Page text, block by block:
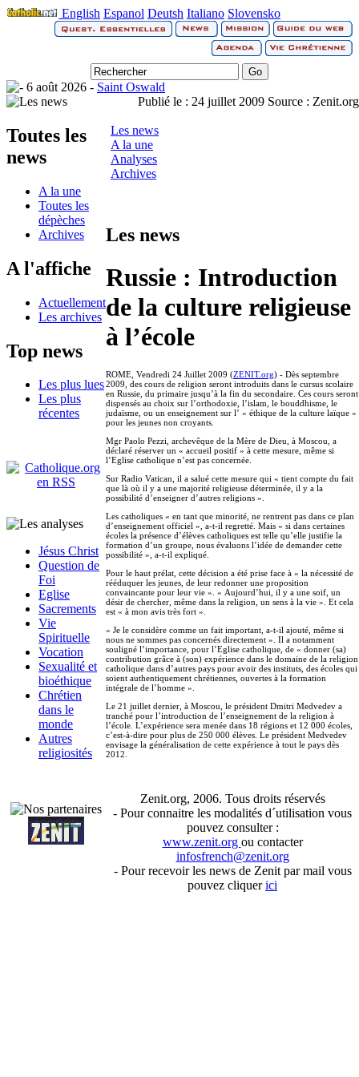
English Espanol Deutsh Italiano Slovensko
6 août 2026 - Saint Oswald
Toutes les
news
A la une
Toutes les
dépèches
Archives
A l'affiche
Actuellement
Les archives
Top news
Les plus lues
Les plus
récentes
Jésus Christ
Question de
Foi
Eglise
Sacrements
Vie
Spirituelle
Vocation
Sexualité et
bioéthique
Chrétien
dans le
monde
Autres
religiosités
Publié le : 24 juillet 2009 Source : Zenit.org
Les news
A la une
Analyses
Archives
Les news
Russie : Introduction
de la culture religieuse
à l’école
ROME, Vendredi 24 Juillet 2009 (ZENIT.org) - Dès septembre
2009, des cours de religion seront introduits dans le cursus scolaire
en Russie, du primaire jusqu’à la fin du secondaire. Ces cours seront
dispensés au choix sur l’orthodoxie, l’islam, le bouddhisme, le
judaïsme, ou un enseignement sur l’ « éthique de la culture laïque »
pour les jeunes non croyants.
Mgr Paolo Pezzi, archevêque de la Mère de Dieu, à Moscou, a
déclaré réserver un « accueil positif » à cette mesure, même si
l’Eglise catholique n’est pas concernée.
Sur Radio Vatican, il a salué cette mesure qui « tient compte du fait
que là où il y a une majorité religieuse déterminée, il y a la
possibilité d’enseigner d’autres religions ».
Les catholiques « en tant que minorité, ne rentrent pas dans ce plan
d’enseignement officiel », a-t-il regretté. Mais « si dans certaines
écoles la présence d’élèves catholiques est telle qu’elle justifie la
formation d’un groupe, nous évaluons l’idée de demander cette
possibilité », a-t-il expliqué.
Pour le haut prélat, cette décision a été prise face à « la nécessité de
rééduquer les jeunes, de leur redonner une proposition
convaincante pour leur vie ». « Aujourd’hui, il y a une soif, un
désir de chercher, même dans la religion, un sens à la vie ». Et cela
est « à mon avis très fort ».
« Je le considère comme un fait important, a-t-il ajouté, même si
nous ne sommes pas concernés directement ». Il a notamment
souligné l’importance, pour l’Eglise catholique, de « donner (sa)
contribution grâce à (son) expérience dans le domaine de la religion
catholique dans d’autres pays pour avoir des instituts, des écoles qui
soient authentiquement chrétiennes, ouvertes à la formation
intégrale de l’homme ».
Le 21 juillet dernier, à Moscou, le président Dmitri Medvedev a
tranché pour l’introduction de l’enseignement de la religion à
l’école L’expérience sera menée dans 18 régions et 12 000 écoles,
c’est-à-dire pour plus de 250 000 élèves. Le président Medvedev
envisage la généralisation de cette expérience à tout le pays dès
2012.
Zenit.org, 2006. Tous droits réservés
- Pour connaitre les modalités d´utilisation vous
pouvez consulter :
www.zenit.org ou contacter
infosfrench@zenit.org
- Pour recevoir les news de Zenit par mail vous
pouvez cliquerici